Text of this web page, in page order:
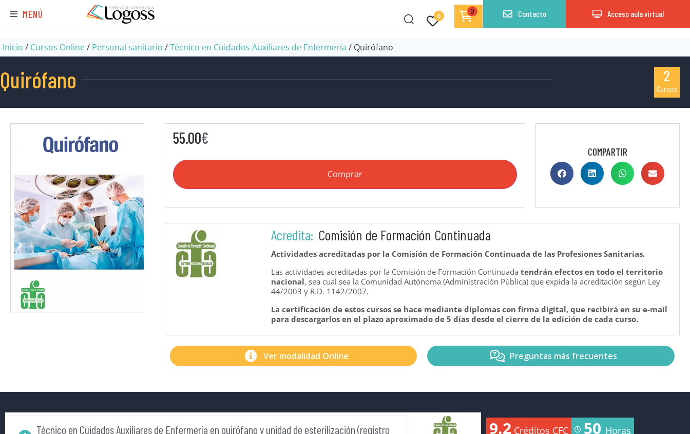
MENÚ 0
0 Contacto Acceso aula virtual
Inicio / Cursos Online/ Personal sanitario /Técnico en Cuidados Auxiliares de Enfermería / Quirófano
Quirófano 2
Cursos
55.00€
Comprar
COMPARTIR
Acredita: Comisión de Formación Continuada
Actividades acreditadas por la Comisión de Formación Continuada de las Profesiones Sanitarias.
Las actividades acreditadas por la Comisión de Formación Continuadatendrán efectos en todo el territorio
nacional, sea cual sea la Comunidad Autónoma (Administración Pública) que expida la acreditación según Ley
44/2003 y R.D. 1142/2007.
La certificación de estos cursos se hace mediante diplomas con firma digital, que recibirá en su e-mail
para descargarlos en el plazo aproximado de 5 días desde el cierre de la edición de cada curso.
Ver modalidad Online Preguntas más frecuentes
Técnico en Cuidados Auxiliares de Enfermería en quirófano y unidad de esterilización (registro
9.2Créditos CFC 50 Horas